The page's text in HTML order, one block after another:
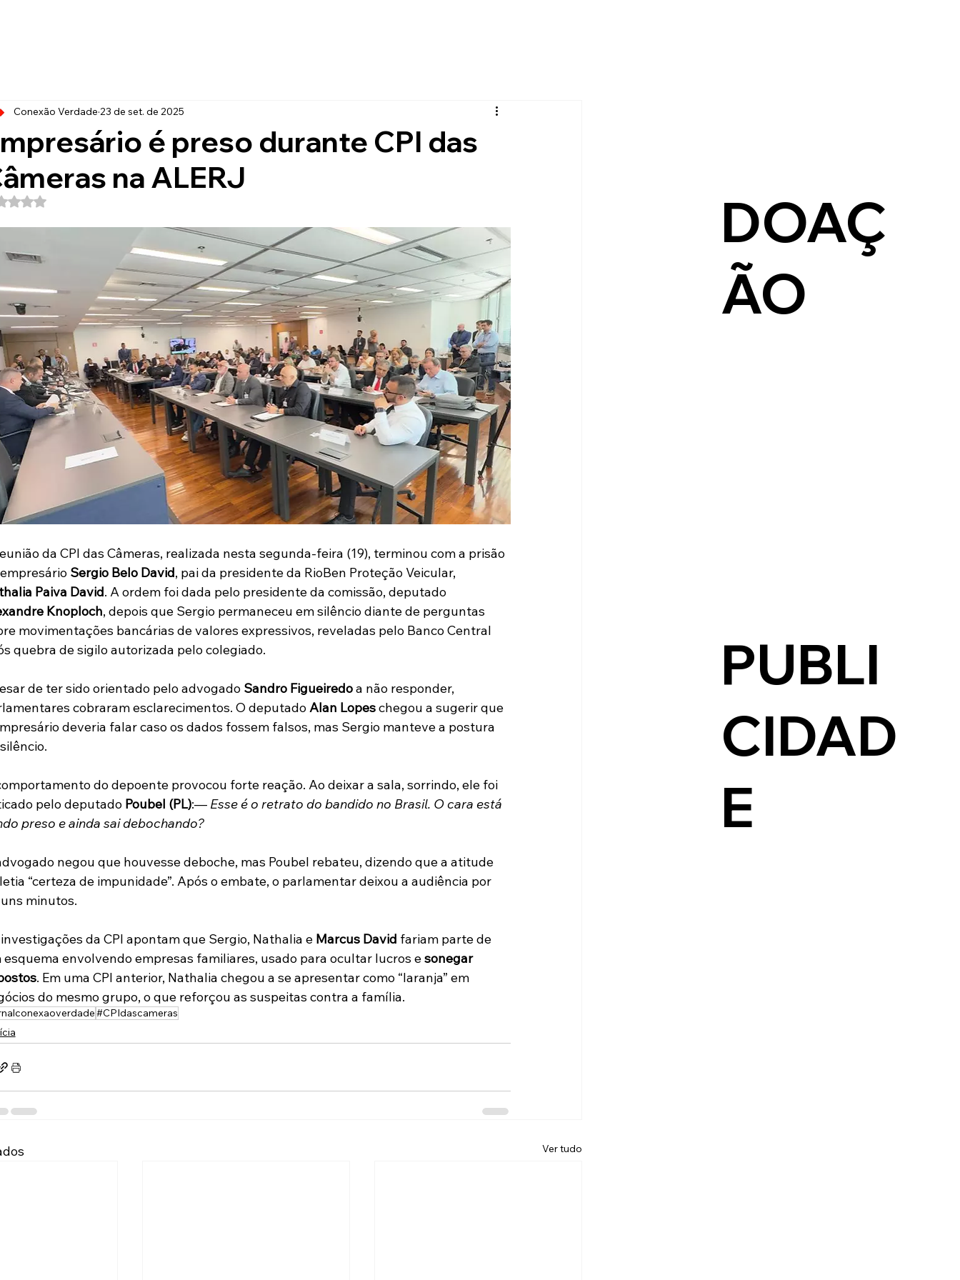
é preso durante CPI das
na ALERJ
Conexão Verdade 23 de set. de 2025
Avaliado com NaN de 5 estrelas.
da CPI das Câmeras, realizada nesta segunda-feira (19), terminou com a prisão
Sergio Belo David, pai da presidente da RioBen Proteção Veicular,
Paiva David. A ordem foi dada pelo presidente da comissão, deputado
Knoploch, depois que Sergio permaneceu em silêncio diante de perguntas
movimentações bancárias de valores expressivos, reveladas pelo Banco Central
quebra de sigilo autorizada pelo colegiado.
de ter sido orientado pelo advogado Sandro Figueiredo a não responder,
cobraram esclarecimentos. O deputado Alan Lopes chegou a sugerir que
deveria falar caso os dados fossem falsos, mas Sergio manteve a postura
do depoente provocou forte reação. Ao deixar a sala, sorrindo, ele foi
pelo deputado Poubel (PL):— Esse é o retrato do bandido no Brasil. O cara está
preso e ainda sai debochando?
negou que houvesse deboche, mas Poubel rebateu, dizendo que a atitude
“certeza de impunidade”. Após o embate, o parlamentar deixou a audiência por
minutos.
da CPI apontam que Sergio, Nathalia e Marcus David fariam parte de
esquema envolvendo empresas familiares, usado para ocultar lucros e sonegar
. Em uma CPI anterior, Nathalia chegou a se apresentar como “laranja” em
do mesmo grupo, o que reforçou as suspeitas contra a família.
#CPIdascameras
Ver tudo
DOAÇ
ÃO
PUBLI
CIDAD
E